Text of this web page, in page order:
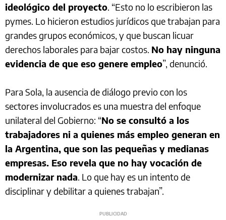
ideológico del proyecto. “Esto no lo escribieron las
pymes. Lo hicieron estudios jurídicos que trabajan para
grandes grupos económicos, y que buscan licuar
derechos laborales para bajar costos. No hay ninguna
evidencia de que eso genere empleo”, denunció.
Para Sola, la ausencia de diálogo previo con los
sectores involucrados es una muestra del enfoque
unilateral del Gobierno: “No se consultó a los
trabajadores ni a quienes más empleo generan en
la Argentina, que son las pequeñas y medianas
empresas. Eso revela que no hay vocación de
modernizar nada. Lo que hay es un intento de
disciplinar y debilitar a quienes trabajan”.